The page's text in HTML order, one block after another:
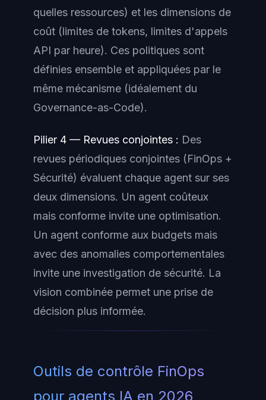
quelles ressources) et les dimensions de
coût (limites de tokens, limites d'appels
API par heure). Ces politiques sont
définies ensemble et appliquées par le
même mécanisme (idéalement du
Governance-as-Code).
Pilier 4 — Revues conjointes : Des
revues périodiques conjointes (FinOps +
Sécurité) évaluent chaque agent sur ses
deux dimensions. Un agent coûteux
mais conforme invite une optimisation.
Un agent conforme aux budgets mais
avec des anomalies comportementales
invite une investigation de sécurité. La
vision combinée permet une prise de
décision plus informée.
Outils de contrôle FinOps
pour agents IA en 2026